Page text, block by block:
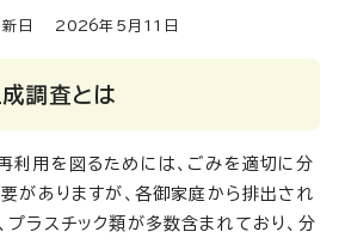
新日 2026年5月 11 日
調査とは
利用を図るためには、ごみを適切に分
要がありますが、各御家庭から排出され
プラスチック類が多数含まれており、分